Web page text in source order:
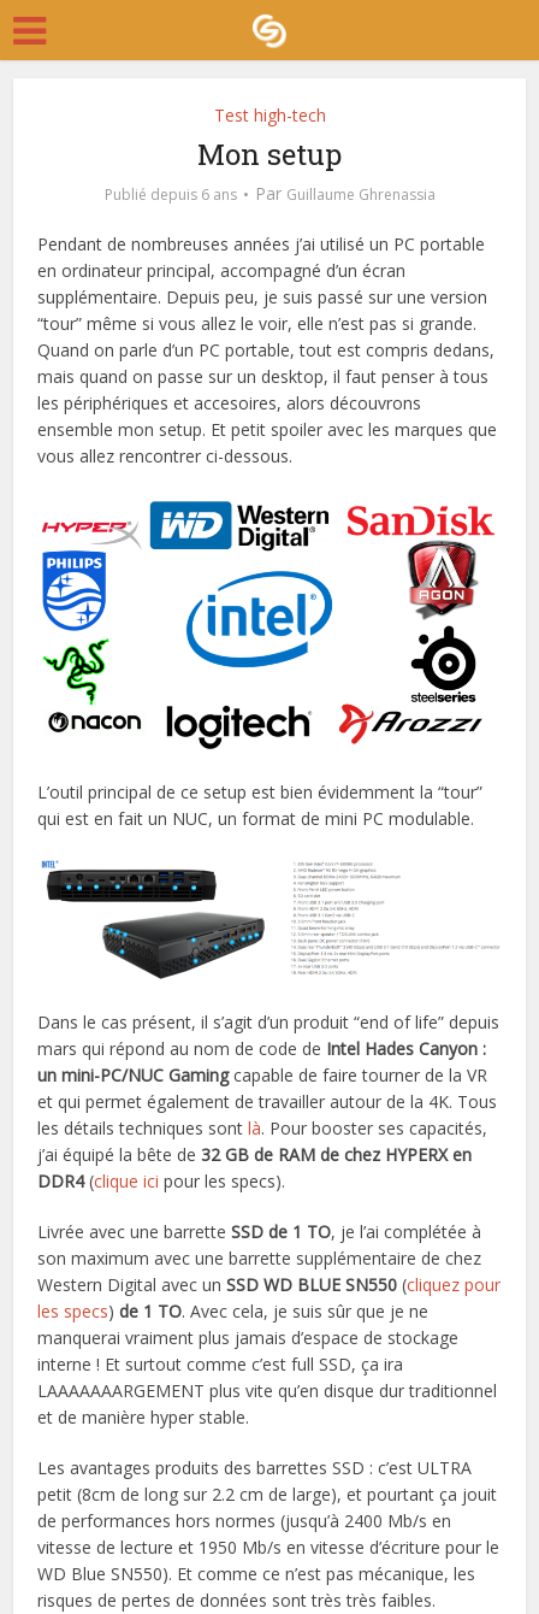
Test high-tech
Mon setup
Publié depuis 6 ans Par Guillaume Ghrenassia
Pendant de nombreuses années j’ai utilisé un PC portable
en ordinateur principal, accompagné d’un écran
supplémentaire. Depuis peu, je suis passé sur une version
“tour” même si vous allez le voir, elle n’est pas si grande.
Quand on parle d’un PC portable, tout est compris dedans,
mais quand on passe sur un desktop, il faut penser à tous
les périphériques et accesoires, alors découvrons
ensemble mon setup. Et petit spoiler avec les marques que
vous allez rencontrer ci-dessous.
L’outil principal de ce setup est bien évidemment la “tour”
qui est en fait un NUC, un format de mini PC modulable.
Dans le cas présent, il s’agit d’un produit “end of life” depuis
mars qui répond au nom de code de Intel Hades Canyon :
un mini-PC/NUC Gamingcapable de faire tourner de la VR
et qui permet également de travailler autour de la 4K. Tous
les détails techniques sontlà. Pour booster ses capacités,
j’ai équipé la bête de32 GB de RAM de chez HYPERX en
DDR4(clique ici pour les specs).
Livrée avec une barretteSSD de 1 TO, je l’ai complétée à
son maximum avec une barrette supplémentaire de chez
Western Digital avec unSSD WD BLUE SN550 (cliquez pour
les specs)de 1 TO. Avec cela, je suis sûr que je ne
manquerai vraiment plus jamais d’espace de stockage
interne ! Et surtout comme c’est full SSD, ça ira
LAAAAAAARGEMENT plus vite qu’en disque dur traditionnel
et de manière hyper stable.
Les avantages produits des barrettes SSD : c’est ULTRA
petit (8cm de long sur 2.2 cm de large), et pourtant ça jouit
de performances hors normes (jusqu’à 2400 Mb/s en
vitesse de lecture et 1950 Mb/s en vitesse d’écriture pour le
WD Blue SN550). Et comme ce n’est pas mécanique, les
risques de pertes de données sont très très faibles.